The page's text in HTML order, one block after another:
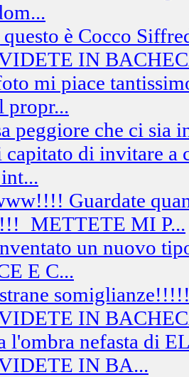
questo è Cocco
IN
mi piace
propr...
peggiore che ci sia
capitato di invitare a
Guardate
MI P...
un nuovo
E C...
IN
l'ombra nefasta di
IN BA...